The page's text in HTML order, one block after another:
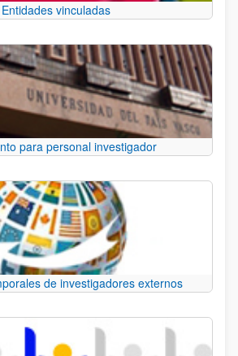
Entidades vinculadas
para personal investigador
de investigadores externos